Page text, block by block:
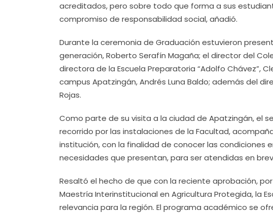
acreditados, pero sobre todo que forma a sus
compromiso de responsabilidad social, añadió.
Durante la ceremonia de Graduación estuvieron
generación, Roberto Serafín Magaña; el director del
directora de la Escuela Preparatoria “Adolfo Chávez”,
campus Apatzingán, Andrés Luna Baldo; además del
Rojas.
Como parte de su visita a la ciudad de Apatzingán, el
recorrido por las instalaciones de la Facultad,
institución, con la finalidad de conocer las condiciones
necesidades que presentan, para ser atendidas en
Resaltó el hecho de que con la reciente aprobación,
Maestría Interinstitucional en Agricultura Protegida, la
relevancia para la región. El programa académico se